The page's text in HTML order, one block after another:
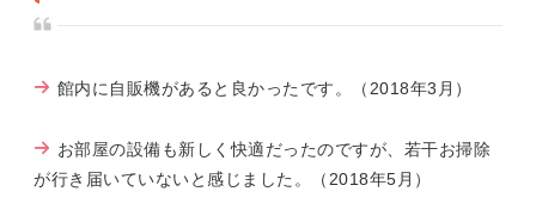
館内に自販機があると良かったです。（2018年3月）
お部屋の設備も新しく快適だったのですが、若干お掃除
が行き届いていないと感じました。（2018年5月）